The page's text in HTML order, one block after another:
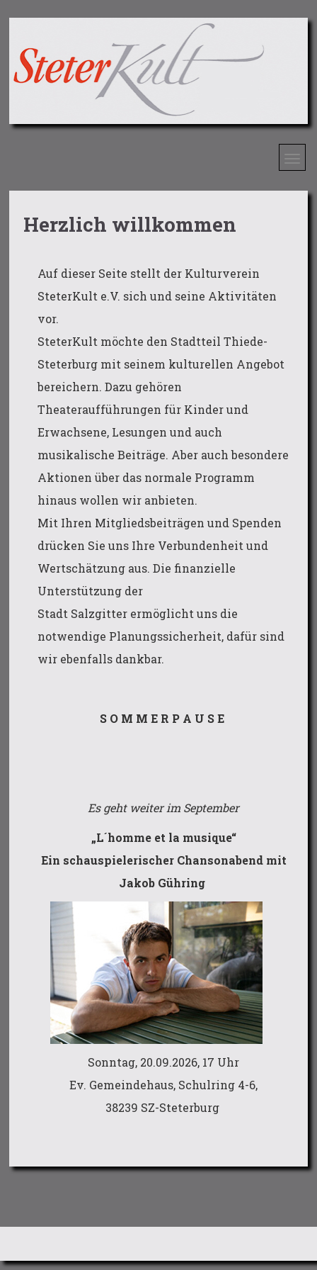
Herzlich willkommen
Auf dieser Seite stellt der Kulturverein
SteterKult e.V. sich und seine Aktivitäten
vor.
SteterKult möchte den Stadtteil Thiede-
Steterburg mit seinem kulturellen Angebot
bereichern. Dazu gehören
Theateraufführungen für Kinder und
Erwachsene, Lesungen und auch
musikalische Beiträge. Aber auch besondere
Aktionen über das normale Programm
hinaus wollen wir anbieten.
Mit Ihren Mitgliedsbeiträgen und Spenden
drücken Sie uns Ihre Verbundenheit und
Wertschätzung aus. Die finanzielle
Unterstützung der
Stadt Salzgitter ermöglicht uns die
notwendige Planungssicherheit, dafür sind
wir ebenfalls dankbar.
S O M M E R P A U S E
Es geht weiter im September
„L´homme et la musique“
Ein schauspielerischer Chansonabend mit
Jakob Gühring
Sonntag, 20.09.2026, 17 Uhr
Ev. Gemeindehaus, Schulring 4-6,
38239 SZ-Steterburg